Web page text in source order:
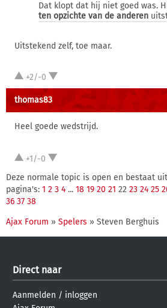
Dat klopt dat hij niet goed was.
ten opzichte van de anderen
Uitstekend zelf, toe maar.
+2/-0
thomas83
Heel goede wedstrijd.
+1/-0
Deze normale topic is open en bestaat
pagina's: 1 2 3 4 ... 18 19 20 21 22 23 24 25
36 37 38
Ajax Forum » Spelers » Steven Berghuis
Direct naar
Aanmelden / inloggen